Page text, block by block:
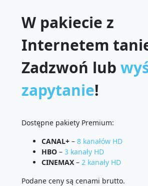
W pakiecie z
Internetem
Zadzwoń lub
zapytanie!
Dostępne pakiety Premium:
CANAL+ – 8 kanałów HD
HBO – 3 kanały HD
CINEMAX – 2 kanały HD
Podane ceny są cenami brutto.